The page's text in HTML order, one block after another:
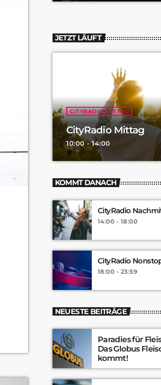
JETZT LÄUFT
CITYRADIO MITTAG
CityRadio Mittag
10:00 - 14:00
KOMMT DANACH
CityRadio
14:00 - 18:00
CityRadio
18:00 - 23:59
NEUESTE BEITRÄGE
Paradies für
Das Globus
kommt!